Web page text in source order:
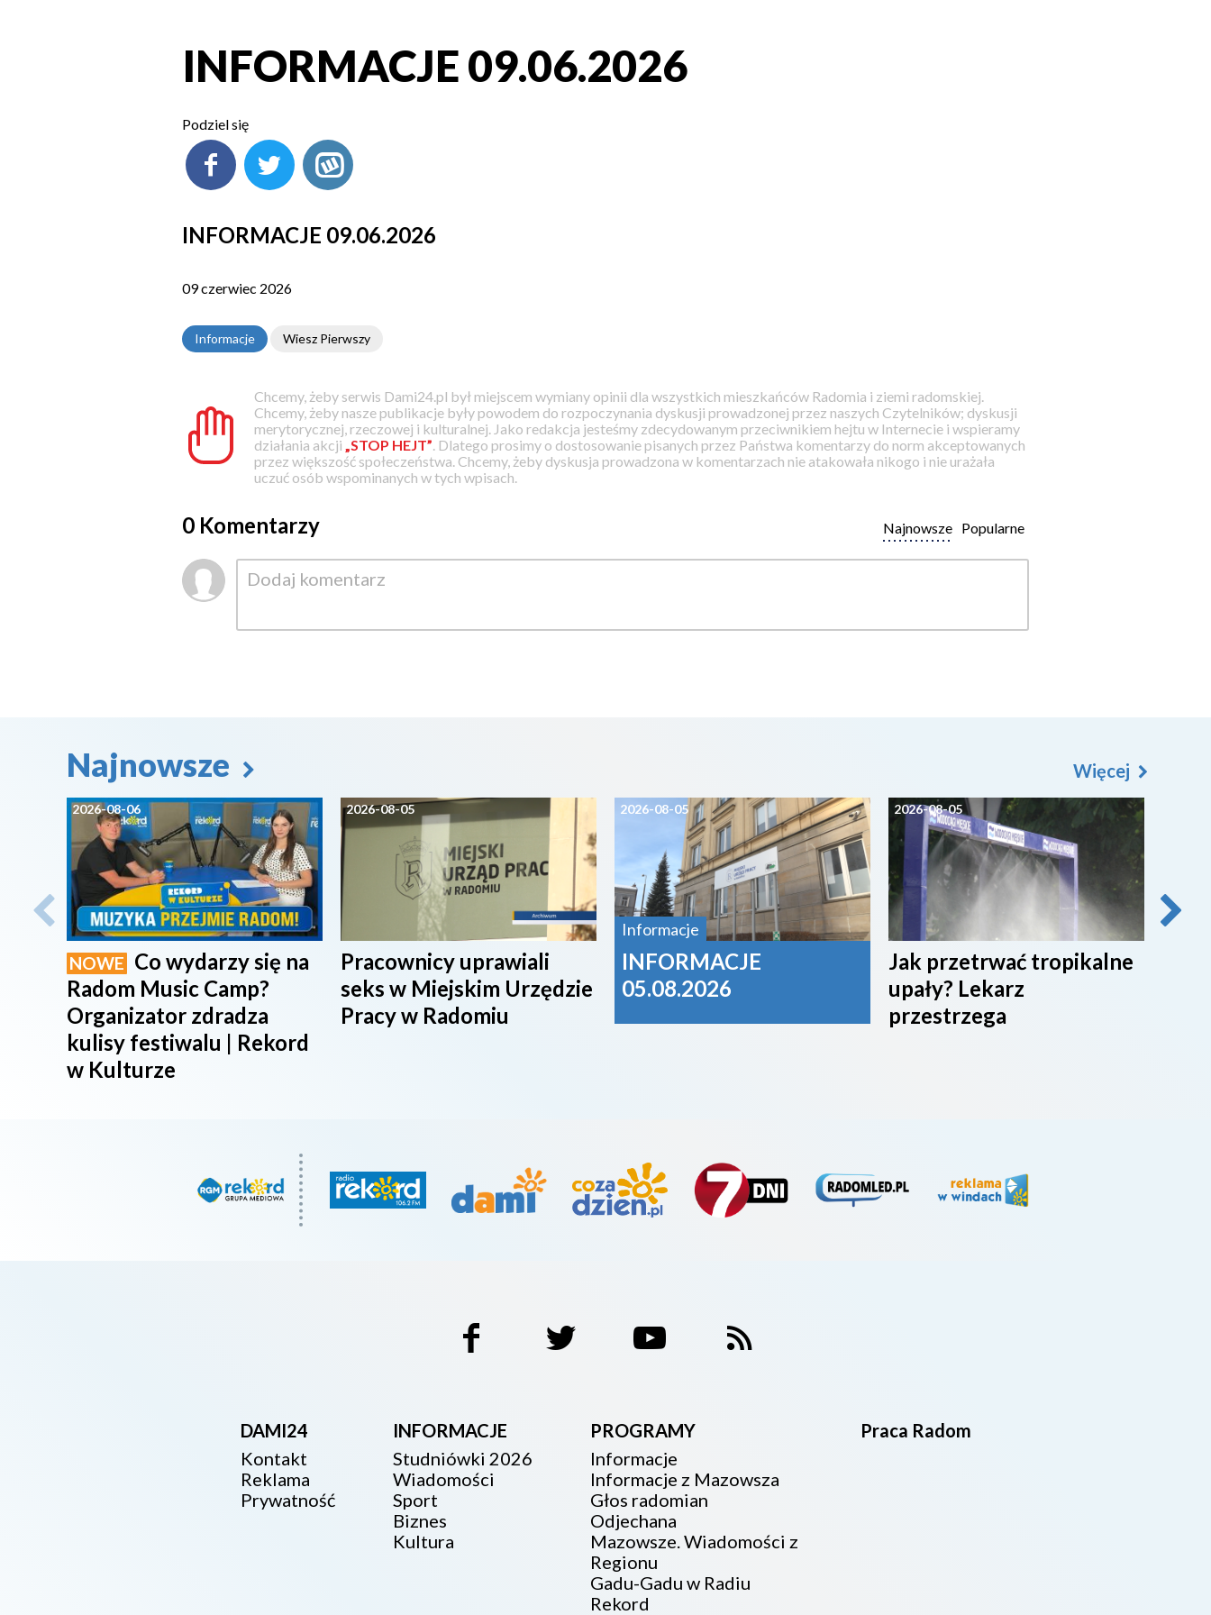
INFORMACJE 09.06.2026
Podziel się
INFORMACJE 09.06.2026
09 czerwiec 2026
Informacje Wiesz Pierwszy
Chcemy, żeby serwis Dami24.pl był miejscem wymiany opinii dla wszystkich mieszkańców Radomia i ziemi radomskiej.
Chcemy, żeby nasze publikacje były powodem do rozpoczynania dyskusji prowadzonej przez naszych Czytelników; dyskusji
merytorycznej, rzeczowej i kulturalnej. Jako redakcja jesteśmy zdecydowanym przeciwnikiem hejtu w Internecie i wspieramy
działania akcji „STOP HEJT” . Dlatego prosimy o dostosowanie pisanych przez Państwa komentarzy do norm akceptowanych
przez większość społeczeństwa. Chcemy, żeby dyskusja prowadzona w komentarzach nie atakowała nikogo i nie urażała
uczuć osób wspominanych w tych wpisach.
0 Komentarzy Popularne
Najnowsze
Najnowsze
2026-08-06
NOWE Co wydarzy się na
Radom Music Camp?
Organizator zdradza
kulisy festiwalu | Rekord
w Kulturze
2026-08-05
Pracownicy uprawiali
seks w Miejskim Urzędzie
Pracy w Radomiu
2026-08-05
Informacje
INFORMACJE
05.08.2026
2026-08-05
Jak przetrwać tropikalne
upały? Lekarz
przestrzega
Więcej
DAMI24
Kontakt
Reklama
Prywatność
INFORMACJE
Studniówki 2026
Wiadomości
Sport
Biznes
Kultura
PROGRAMY
Informacje
Informacje z Mazowsza
Głos radomian
Odjechana
Mazowsze. Wiadomości z
Regionu
Gadu-Gadu w Radiu
Rekord
Praca Radom